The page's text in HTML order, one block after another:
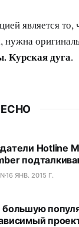
является то,
нужна
Курская дуга.
Hotline
16 ЯНВ. 2015 Г.
большую